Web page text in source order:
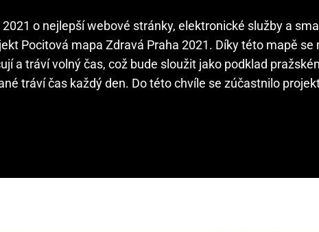
o nejlepší webové stránky, elektronické služby a
Pocitová mapa Zdravá Praha 2021. Díky této mapě se
a tráví volný čas, což bude sloužit jako podklad
tráví čas každý den. Do této chvíle se zúčastnilo